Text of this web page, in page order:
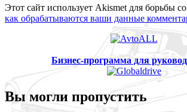
Этот сайт использует Akismet для борьбы
как обрабатываются ваши данные
Бизнес-программа для
Вы могли пропустить